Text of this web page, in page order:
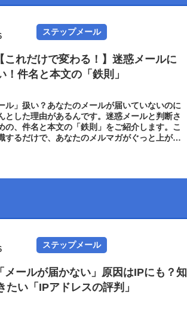
ステップメール
これだけで変わる！】迷惑メールに
！件名と本文の「鉄則」
ル」扱い？あなたのメールが届いていないのに
とした理由があるんです。迷惑メールと判断さ
の、件名と本文の「鉄則」をご紹介します。こ
するだけで、あなたのメルマガがぐっと上がる
ステップメール
メールが届かない」原因はIPにも？知
たい「IPアドレスの評判」